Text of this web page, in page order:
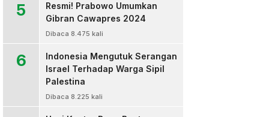
5
Resmi! Prabowo Umumkan
Gibran Cawapres 2024
Dibaca 8.475 kali
6
Indonesia Mengutuk Serangan
Israel Terhadap Warga Sipil
Palestina
Dibaca 8.225 kali